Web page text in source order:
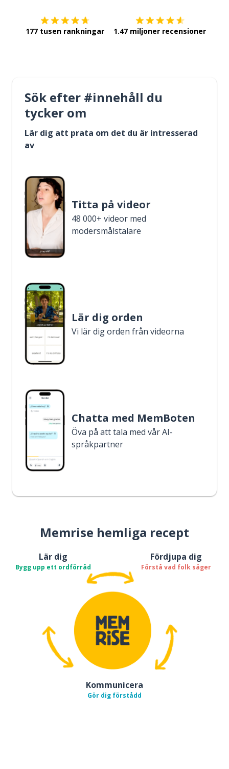
177 tusen rankningar 1.47 miljoner recensioner
Sök efter #innehåll du
tycker om
Lär dig att prata om det du är intresserad
av
Titta på videor
48 000+ videor med
modersmålstalare
Lär dig orden
Vi lär dig orden från videorna
Chatta med MemBoten
Öva på att tala med vår AI-
språkpartner
Memrise hemliga recept
Lär dig
Bygg upp ett ordförråd
Fördjupa dig
Förstå vad folk säger
Kommunicera
Gör dig förstådd